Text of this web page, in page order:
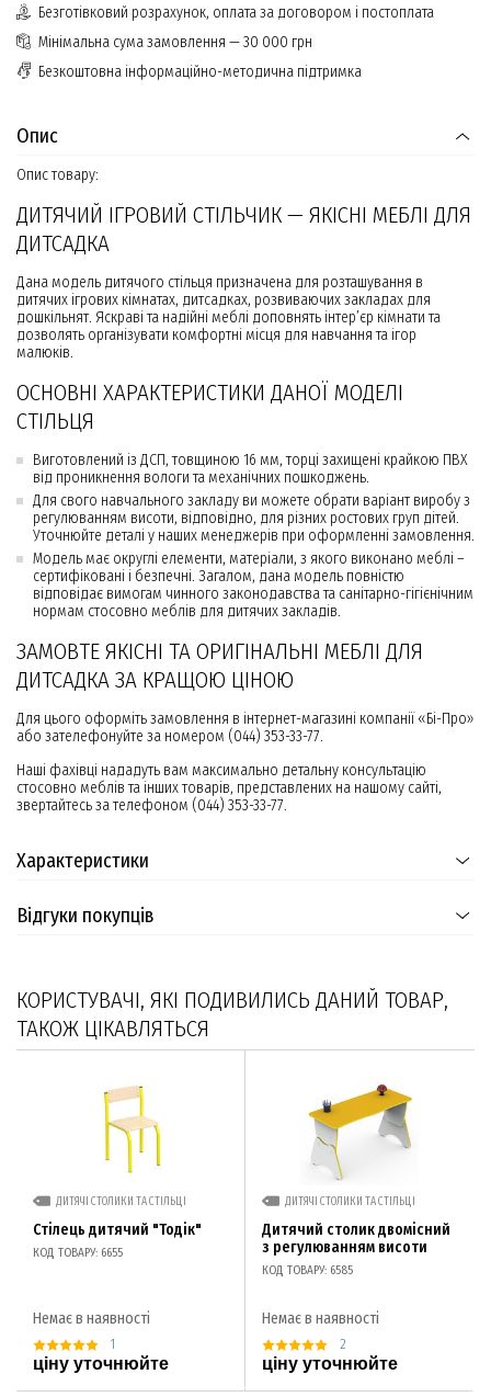
Безготівковий розрахунок, оплата за договором і постоплата
Мінімальна сума замовлення — 30 000 грн
Безкоштовна інформаційно-методична підтримка
Опис
Опис товару:
ДИТЯЧИЙ ІГРОВИЙ СТІЛЬЧИК — ЯКІСНІ МЕБЛІ ДЛЯ
ДИТСАДКА
Дана модель дитячого стільця призначена для розташування в
дитячих ігрових кімнатах, дитсадках, розвиваючих закладах для
дошкільнят. Яскраві та надійні меблі доповнять інтер’єр кімнати та
дозволять організувати комфортні місця для навчання та ігор
малюків.
ОСНОВНІ ХАРАКТЕРИСТИКИ ДАНОЇ МОДЕЛІ
СТІЛЬЦЯ
Виготовлений із ДСП, товщиною 16 мм, торці захищені крайкою ПВХ
від проникнення вологи та механічних пошкоджень.
Для свого навчального закладу ви можете обрати варіант виробу з
регулюванням висоти, відповідно, для різних ростових груп дітей.
Уточнюйте деталі у наших менеджерів при оформленні замовлення.
Модель має округлі елементи, матеріали, з якого виконано меблі –
сертифіковані і безпечні. Загалом, дана модель повністю
відповідає вимогам чинного законодавства та санітарно-гігієнічним
нормам стосовно меблів для дитячих закладів.
ЗАМОВТЕ ЯКІСНІ ТА ОРИГІНАЛЬНІ МЕБЛІ ДЛЯ
ДИТСАДКА ЗА КРАЩОЮ ЦІНОЮ
Для цього оформіть замовлення в інтернет-магазині компанії «Бі-Про»
або зателефонуйте за номером (044) 353-33-77.
Наші фахівці нададуть вам максимально детальну консультацію
стосовно меблів та інших товарів, представлених на нашому сайті,
звертайтесь за телефоном (044) 353-33-77.
Характеристики
Відгуки покупців
КОРИСТУВАЧІ, ЯКІ ПОДИВИЛИСЬ ДАНИЙ ТОВАР,
ТАКОЖ ЦІКАВЛЯТЬСЯ
ДИТЯЧІ СТОЛИКИ ТА СТІЛЬЦІ
Стілець дитячий "Тодік"
КОД ТОВАРУ: 6655
Немає в наявності
1
ціну уточнюйте
ДИТЯЧІ СТОЛИКИ ТА СТІЛЬЦІ
Дитячий столик двомісний
з регулюванням висоти
КОД ТОВАРУ: 6585
Немає в наявності
2
ціну уточнюйте